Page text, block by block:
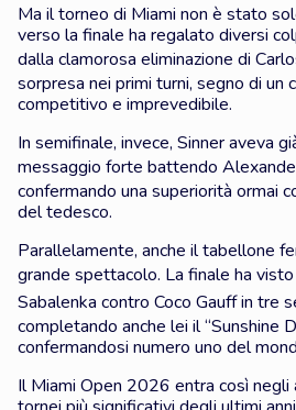
Ma il torneo di Miami non è stato
verso la finale ha regalato diversi
dalla clamorosa eliminazione di
sorpresa nei primi turni, segno di un
competitivo e imprevedibile.
In semifinale, invece, Sinner aveva
messaggio forte battendo
confermando una superiorità ormai
del tedesco.
Parallelamente, anche il tabellone
grande spettacolo. La finale ha
Sabalenka contro Coco Gauffin tre
completando anche lei il “Sunshine
confermandosi numero uno del
Il Miami Open 2026 entra così negli